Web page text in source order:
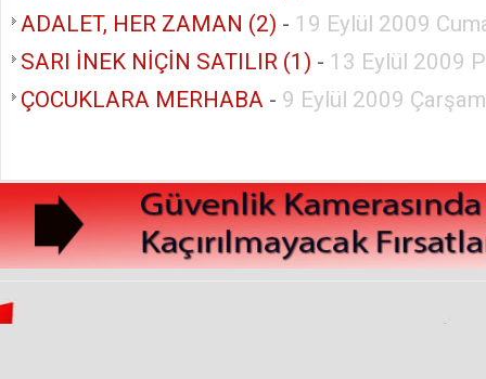
ADALET, HER ZAMAN (2) - 19 Eylül 2009
SARI İNEK NİÇİN SATILIR (1) - 13 Eylül 2009
ÇOCUKLARA MERHABA - 9 Eylül 2009